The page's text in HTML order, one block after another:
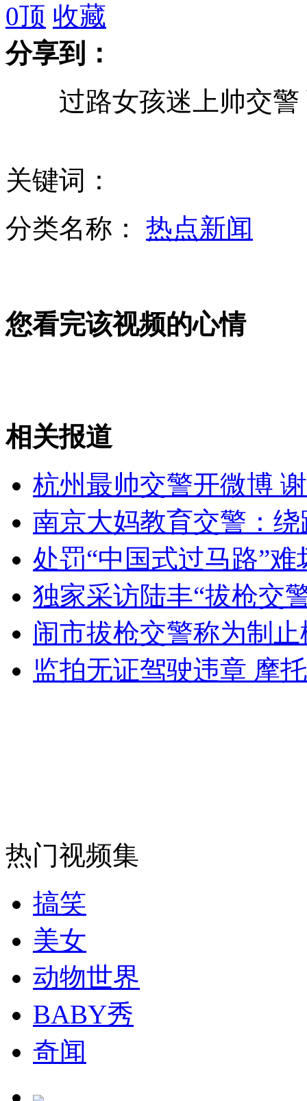
轿车被冤枉撞人 行车记录仪还原现场
男子挤公交蛋糕被夹坏 暴打公交司机
非洲小伙欲跳楼 称被人抢劫
工资太低易患高血压：工资数也是健康指数
高中女生励志"拒绝求爱体"走红
山西运城恶犬咬伤多人 警民合力深夜将其击毙
女孩北京地铁殴打老人 痛下狠手拳打脚踢
无痛分娩是否安全 医生回应
外交部：反对强权政治霸凌主义
外交部：有关国家言论片面不公正
消防员救轻生者 花炮节热闹非凡
司机酒驾遇交警 急速倒车逃窜
0顶 收藏
分享到：
过路女孩迷上帅交警
关键词：
分类名称： 热点新闻
您看完该视频的心情
相关报道
杭州最帅交警开微博
南京大妈教育交警：
处罚“中国式过马路”难
独家采访陆丰“拔枪交
闹市拔枪交警称为制
监拍无证驾驶违章 摩
热门视频集
搞笑
美女
动物世界
BABY秀
奇闻